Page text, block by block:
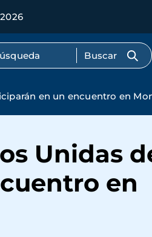
en un encuentro en
Unidas
en